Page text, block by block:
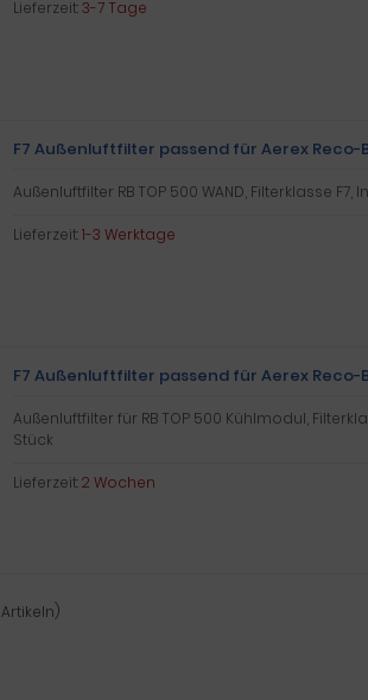
Lieferzeit:3-7 Tage
F7 Außenluftfilter passend für Aerex Reco-
Außenluftfilter RB TOP 500 WAND, Filterklasse F7,
Lieferzeit:1-3 Werktage
F7 Außenluftfilter passend für Aerex Reco-
Außenluftfilter für RB TOP 500 Kühlmodul,
Stück
Lieferzeit:2 Wochen
Artikeln)